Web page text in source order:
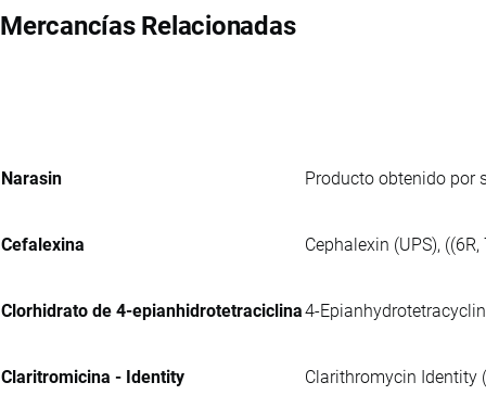
Mercancías Relacionadas
Narasin Producto obtenido por
Cefalexina Cephalexin (UPS),
Clorhidrato de 4-epianhidrotetraciclina4-
Claritromicina - Identity Clarithromycin Identity